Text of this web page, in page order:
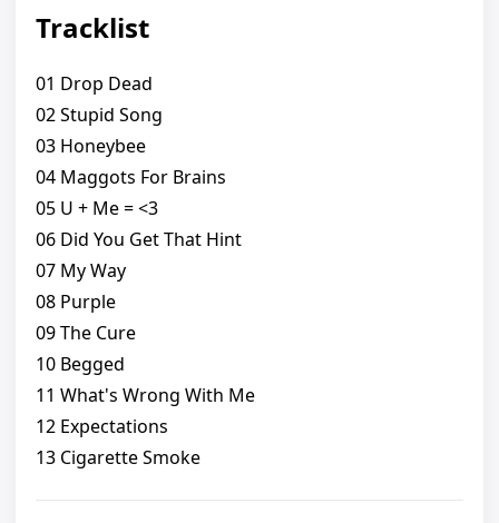
Tracklist
01 Drop Dead
02 Stupid Song
03 Honeybee
04 Maggots For Brains
05 U + Me = <3
06 Did You Get That Hint
07 My Way
08 Purple
09 The Cure
10 Begged
11 What's Wrong With Me
12 Expectations
13 Cigarette Smoke